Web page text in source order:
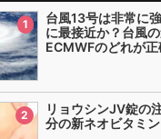
1
台風13号は非常に
に最接近か？台風
ECMWFのどれが
2
リョウシンJV錠の
分の新ネオビタミ